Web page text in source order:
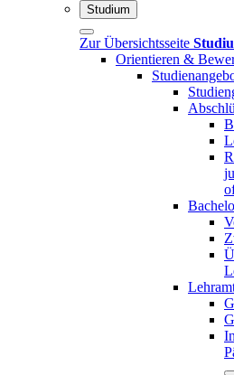
Studium
Zur Übersichtsseite
Orientieren &